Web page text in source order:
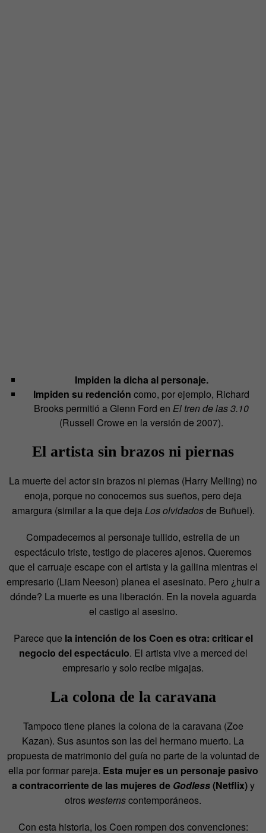
Impiden la dicha al personaje.
Impiden su redención como, por ejemplo, Richard
Brooks permitió a Glenn Ford en El tren de las 3.10
(Russell Crowe en la versión de 2007).
El artista sin brazos ni piernas
La muerte del actor sin brazos ni piernas (Harry Melling) no
enoja, porque no conocemos sus sueños, pero deja
amargura (similar a la que dejaLos olvidadosde Buñuel).
Compadecemos al personaje tullido, estrella de un
espectáculo triste, testigo de placeres ajenos. Queremos
que el carruaje escape con el artista y la gallina mientras el
empresario (Liam Neeson) planea el asesinato. Pero ¿huir a
dónde? La muerte es una liberación. En la novela aguarda
el castigo al asesino.
Parece que la intención de los Coen es otra: criticar el
negocio del espectáculo. El artista vive a merced del
empresario y solo recibe migajas.
La colona de la caravana
Tampoco tiene planes la colona de la caravana (Zoe
Kazan). Sus asuntos son las del hermano muerto. La
propuesta de matrimonio del guía no parte de la voluntad de
ella por formar pareja. Esta mujer es un personaje pasivo
a contracorriente de las mujeres de Godless(Netflix)y
otros westernscontemporáneos.
Con esta historia, los Coen rompen dos convenciones: